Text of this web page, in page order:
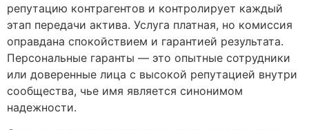
репутацию контрагентов и контролирует каждый
этап передачи актива. Услуга платная, но комиссия
оправдана спокойствием и гарантией результата.
Персональные гаранты — это опытные сотрудники
или доверенные лица с высокой репутацией внутри
сообщества, чье имя является синонимом
надежности.